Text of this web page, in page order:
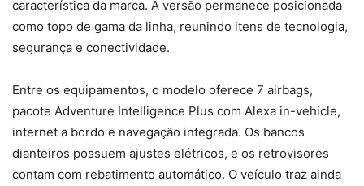
característica da marca. A versão permanece posicionada
como topo de gama da linha, reunindo itens de tecnologia,
segurança e conectividade.
Entre os equipamentos, o modelo oferece 7 airbags,
pacote Adventure Intelligence Plus com Alexa in-vehicle,
internet a bordo e navegação integrada. Os bancos
dianteiros possuem ajustes elétricos, e os retrovisores
contam com rebatimento automático. O veículo traz ainda